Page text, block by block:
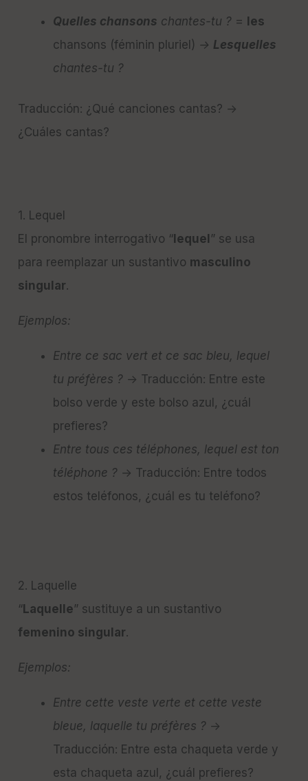
Quelles chansons chantes-tu ? = les
chansons (féminin pluriel) → Lesquelles
chantes-tu ?
Traducción: ¿Qué canciones cantas? →
¿Cuáles cantas?
1. Lequel
El pronombre interrogativo “ lequel ” se usa
para reemplazar un sustantivo masculino
singular.
Ejemplos:
Entre ce sac vert et ce sac bleu, lequel
tu préfères ? → Traducción: Entre este
bolso verde y este bolso azul, ¿cuál
prefieres?
Entre tous ces téléphones, lequel est ton
téléphone ? → Traducción: Entre todos
estos teléfonos, ¿cuál es tu teléfono?
2. Laquelle
“Laquelle” sustituye a un sustantivo
femenino singular.
Ejemplos:
Entre cette veste verte et cette veste
bleue, laquelle tu préfères ? →
Traducción: Entre esta chaqueta verde y
esta chaqueta azul, ¿cuál prefieres?